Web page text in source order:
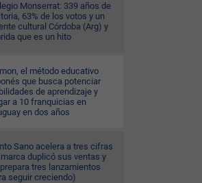
Monserrat: 339 años de
63% de los votos y un
cultural Córdoba (Arg) y
que es un hito
el método educativo
que busca potenciar
de aprendizaje y
a 10 franquicias en
en dos años
Sano acelera a tres cifras
marca duplicó sus ventas y
tres lanzamientos
seguir creciendo)